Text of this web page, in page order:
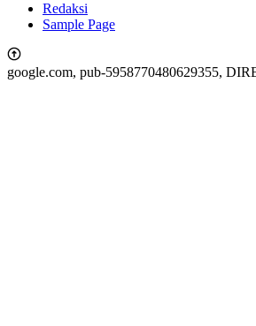
Redaksi
Sample Page
google.com, pub-5958770480629355,